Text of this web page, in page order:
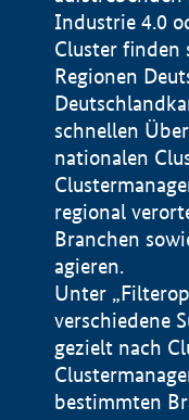
Industrie 4.0
Cluster finden
Regionen
schnellen
nationalen
regional
Branchen
agieren.
Unter
verschiedene
gezielt nach
bestimmten
Impressum
Datenschutzerklärung
BMWE, 2026 ©
100 km © Geobasis-DE /